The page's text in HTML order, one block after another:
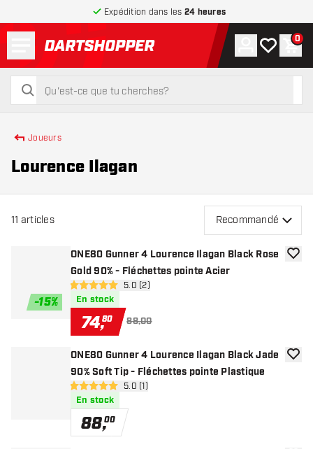
Expédition dans les 24 heures
retour à la page d’accueil
rechercher
rechercher
Compte
Ma liste0
Joueurs
Lourence Ilagan
11 articles Recommandé
-15%
ONE80 Gunner 4 Lourence Ilagan Black Rose
Gold 90% - Fléchettes pointe Acier
ouvrir le panneau des avis
5 étoiles de notation
5.0 (2)
En stock
74,80 88,00
ONE80 Gunner 4 Lourence Ilagan Black Jade
90% Soft Tip - Fléchettes pointe Plastique
ouvrir le panneau des avis
5 étoiles de notation
5.0 (1)
En stock
88,00